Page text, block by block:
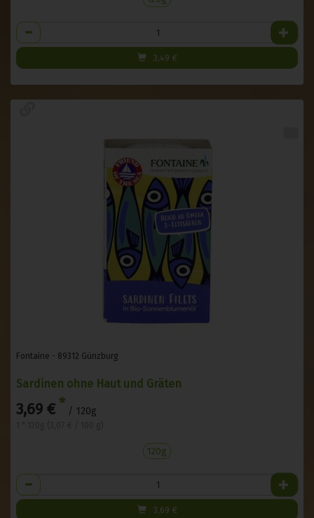
Anzahl
3,49 €
Fontaine - 89312 Günzburg
Sardinen ohne Haut und Gräten
3,69 € * / 120g
120g
Anzahl
3,69 €